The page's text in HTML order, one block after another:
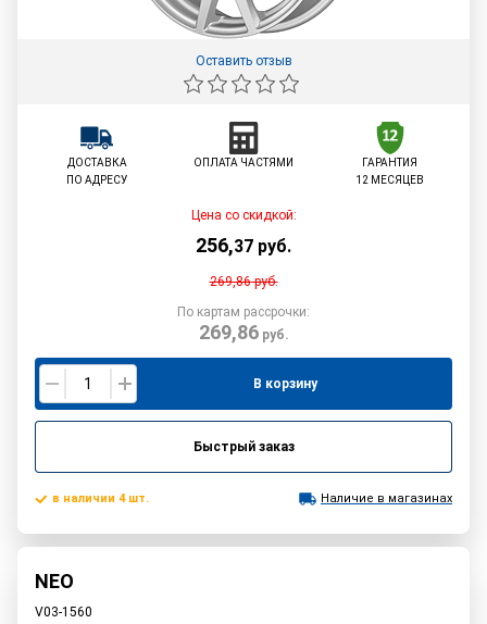
Оставить отзыв
ДОСТАВКА
ПО АДРЕСУ
ОПЛАТА ЧАСТЯМИ
ГАРАНТИЯ
12 МЕСЯЦЕВ
Цена со скидкой:
256,37 руб.
269,86руб.
По картам рассрочки:
269,86руб.
В корзину
Быстрый заказ
в наличии 4 шт. Наличие в магазинах
NEO
V03-1560